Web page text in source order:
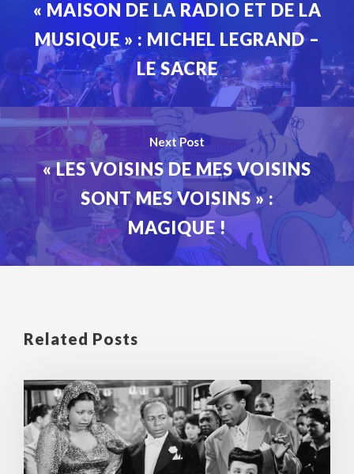
« MAISON DE LA RADIO ET DE LA
MUSIQUE » : MICHEL LEGRAND –
LE SACRE
Next Post
« LES VOISINS DE MES VOISINS
SONT MES VOISINS » :
MAGIQUE !
Related Posts